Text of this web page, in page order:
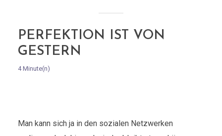
PERFEKTION IST VON
GESTERN
4 Minute(n)
Man kann sich ja in den sozialen Netzwerken